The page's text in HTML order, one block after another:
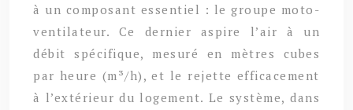
à un composant essentiel : le groupe moto-
ventilateur. Ce dernier aspire l’air à un
débit spécifique, mesuré en mètres cubes
par heure (m³/h), et le rejette efficacement
à l’extérieur du logement. Le système, dans